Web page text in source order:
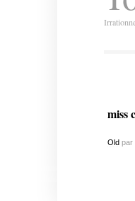
miss
Oldpar